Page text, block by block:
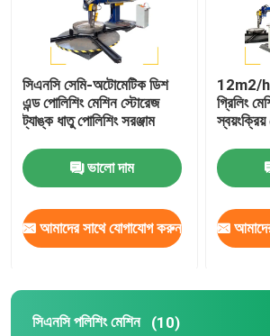
সিএনসি সেমি-অটোমেটিক ডিশ
এন্ড পোলিশিং মেশিন স্টোরেজ
ট্যাঙ্ক ধাতু পোলিশিং সরঞ্জাম
ভালো দাম
আমাদের সাথে যোগাযোগ করুন
12m2/hr
গ্রিলিং
স্বয়ংক্রিয়
সিএনসি পলিশিং মেশিন (10)